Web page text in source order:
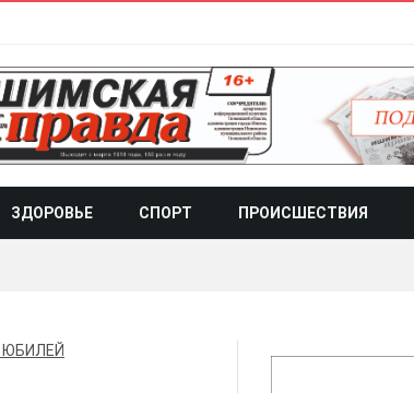
ЗДОРОВЬЕ СПОРТ ПРОИСШЕСТВИЯ
ЮБИЛЕЙ